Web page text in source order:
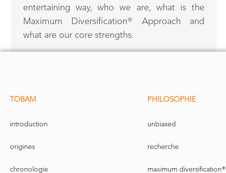
entertaining way, who we are, what is the
Maximum Diversification® Approach and
what are our core strengths.
TOBAM
introduction
origines
chronologie
PHILOSOPHIE
unbiased
recherche
maximum diversification®